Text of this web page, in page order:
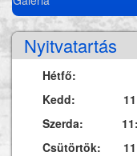
Nyitvatartás
Hétfő:
Kedd:
Szerda:
Csütörtök: